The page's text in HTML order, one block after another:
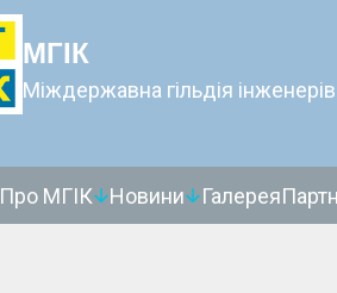
МГІК
Міждержавна гільдія
Про МГІК Новини Галерея